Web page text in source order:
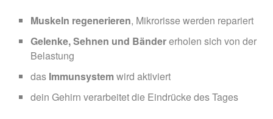
Muskeln regenerieren, Mikrorisse werden repariert
Gelenke, Sehnen und Bändererholen sich von der
Belastung
das Immunsystemwird aktiviert
dein Gehirn verarbeitet die Eindrücke des Tages